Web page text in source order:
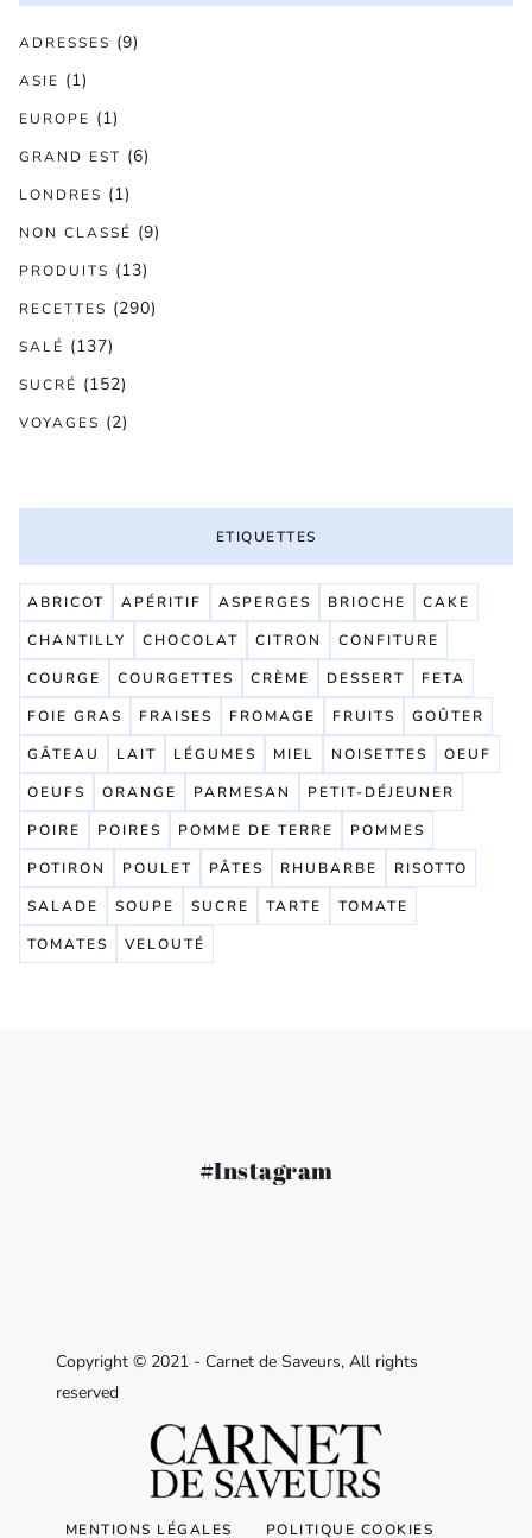
ADRESSES (9)
ASIE (1)
EUROPE (1)
GRAND EST (6)
LONDRES (1)
NON CLASSÉ (9)
PRODUITS (13)
RECETTES (290)
SALÉ (137)
SUCRÉ (152)
VOYAGES (2)
ETIQUETTES
ABRICOT APÉRITIF ASPERGES BRIOCHE
CAKE
CHANTILLY
CHOCOLAT CITRON
CONFITURE
COURGE
COURGETTES CRÈME DESSERT
FETA
FOIE GRAS
FRAISES FROMAGE FRUITS
GOÛTER
GÂTEAU
LAIT LÉGUMES MIEL NOISETTES
OEUF
OEUFS
ORANGE PARMESAN
PETIT-DÉJEUNER
POIRE
POIRES POMME DE TERRE
POMMES
POTIRON
POULET PÂTES RHUBARBE
RISOTTO
SALADE
SOUPE SUCRE TARTE
TOMATE
TOMATES
VELOUTÉ
#Instagram
Copyright © 2021 - Carnet de Saveurs, All rights
reserved
MENTIONS LÉGALES POLITIQUE COOKIES